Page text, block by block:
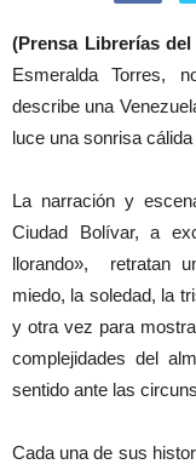
(Prensa Librerías del
Esmeralda Torres,
describe una
luce una sonrisa
La narración y
Ciudad Bolívar, a
llorando», retratan
miedo, la soledad, la
y otra vez para
complejidades del
sentido ante las
Cada una de sus